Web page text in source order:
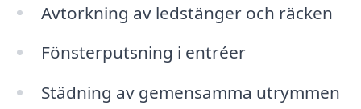
Avtorkning av ledstänger och räcken
Fönsterputsning i entréer
Städning av gemensamma utrymmen